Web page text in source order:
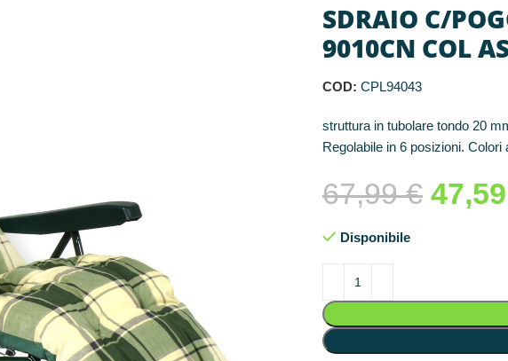
SDRAIO C/
9010CN COL
COD: CPL94043
struttura in tubolare tondo 20
Regolabile in 6 posizioni. Colori
67,99€
Disponibile